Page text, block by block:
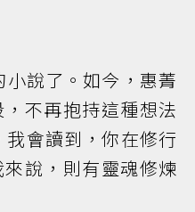
說了。如今，惠菁
不再抱持這種想法
我會讀到，你在修行
說，則有靈魂修煉